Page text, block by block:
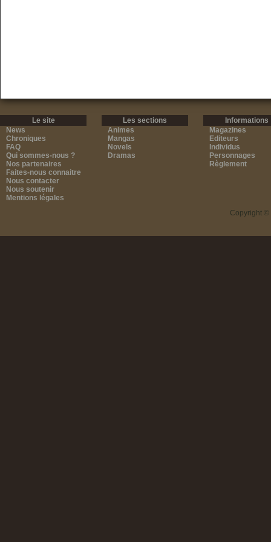
Le site
News
Chroniques
FAQ
Qui sommes-nous ?
Nos partenaires
Faites-nous connaitre
Nous contacter
Nous soutenir
Mentions légales
Les sections
Animes
Mangas
Novels
Dramas
Informations
Magazines
Editeurs
Individus
Personnages
Règlement
Copyright ©